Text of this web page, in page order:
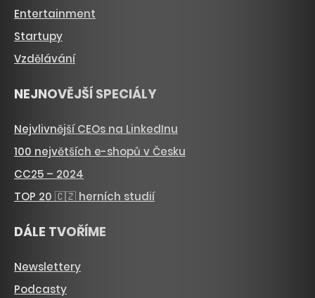
Entertainment
Startupy
Vzdělávání
NEJNOVĚJŠÍ SPECIÁLY
Nejvlivnější CEOs na LinkedInu
100 největších e-shopů v Česku
CC25 – 2024
TOP 20 🇨🇿 herních studií
DÁLE TVOŘÍME
Newslettery
Podcasty